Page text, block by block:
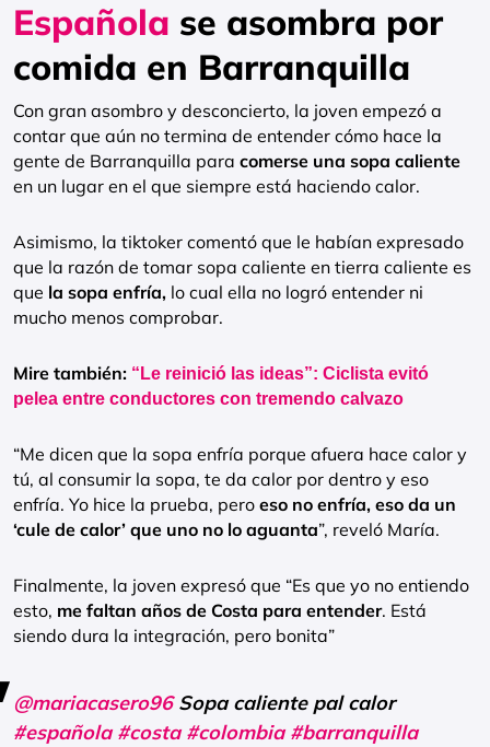
Española se asombra por
comida en Barranquilla
Con gran asombro y desconcierto, la joven empezó a
contar que aún no termina de entender cómo hace la
gente de Barranquilla para comerse una sopa caliente
en un lugar en el que siempre está haciendo calor.
Asimismo, la tiktoker comentó que le habían expresado
que la razón de tomar sopa caliente en tierra caliente es
que la sopa enfría, lo cual ella no logró entender ni
mucho menos comprobar.
Mire también: “Le reinició las ideas”: Ciclista evitó
pelea entre conductores con tremendo calvazo
“Me dicen que la sopa enfría porque afuera hace calor y
tú, al consumir la sopa, te da calor por dentro y eso
enfría. Yo hice la prueba, pero eso no enfría, eso da un
‘cule de calor’ que uno no lo aguanta”, reveló María.
Finalmente, la joven expresó que “Es que yo no entiendo
esto, me faltan años de Costa para entender. Está
siendo dura la integración, pero bonita”
@mariacasero96Sopa caliente pal calor
#española #costa #colombia #barranquilla